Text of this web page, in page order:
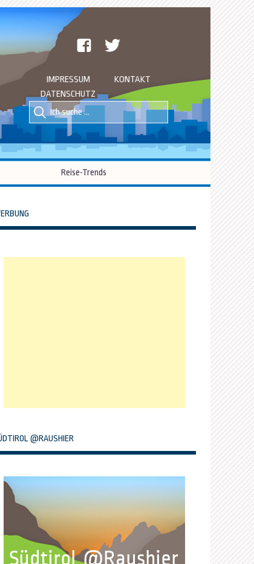
facebook
IMPRESSUM
KONTAKT
DATENSCHUTZ
Suche
nach::
Suche
nach:
Reise-Trends
@RAUSHIER